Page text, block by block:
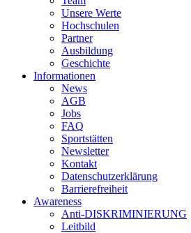
Unsere Werte
Hochschulen
Partner
Ausbildung
Geschichte
Informationen
News
AGB
Jobs
FAQ
Sportstätten
Newsletter
Kontakt
Datenschutzerklärung
Barrierefreiheit
Awareness
Anti-DISKRIMINIERUNG
Leitbild